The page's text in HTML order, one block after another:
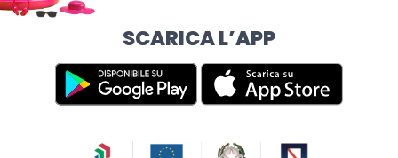
SCARICA L’APP